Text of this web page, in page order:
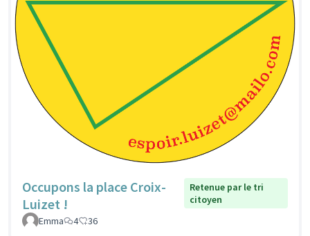
Occupons la place Croix-
Luizet !
Retenue par le tri
citoyen
Emma
4 36